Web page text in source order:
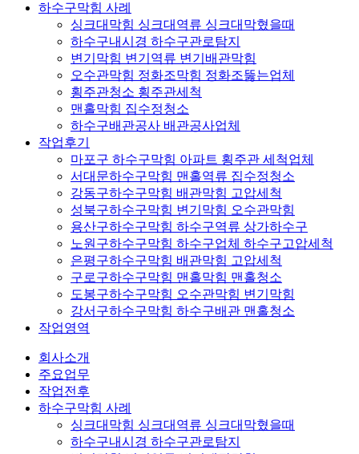
하수구막힘 사례
싱크대막힘 싱크대역류 싱크대막혔을때
하수구내시경 하수구관로탐지
변기막힘 변기역류 변기배관막힘
오수관막힘 정화조막힘 정화조뚫는업체
횡주관청소 횡주관세척
맨홀막힘 집수정청소
하수구배관공사 배관공사업체
작업후기
마포구 하수구막힘 아파트 횡주관 세척업체
서대문하수구막힘 맨홀역류 집수정청소
강동구하수구막힘 배관막힘 고압세척
성북구하수구막힘 변기막힘 오수관막힘
용산구하수구막힘 하수구역류 상가하수구
노원구하수구막힘 하수구업체 하수구고압세척
은평구하수구막힘 배관막힘 고압세척
구로구하수구막힘 맨홀막힘 맨홀청소
도봉구하수구막힘 오수관막힘 변기막힘
강서구하수구막힘 하수구배관 맨홀청소
작업영역
회사소개
주요업무
작업전후
하수구막힘 사례
싱크대막힘 싱크대역류 싱크대막혔을때
하수구내시경 하수구관로탐지